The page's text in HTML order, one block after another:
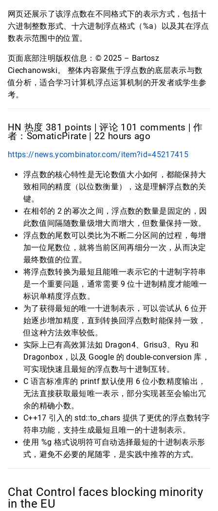
网页还展示了该浮点数在不同格式下的表示方式，包括十
六进制整数形式、十六进制浮点格式（%a）以及其在浮点
数表示范围中的位置。
页面底部注明版权信息：© 2025 – Bartosz
Ciechanowski。 整体内容聚焦于浮点数的底层表示与数
值分析，适合学习计算机浮点运算机制的开发者或学生参
考。
HN 热度 381 points | 评论 101 comments | 作
者：SomaticPirate | 22 hours ago
https://news.ycombinator.com/item?id=45217415
浮点数的核心特性是无论数值大小如何，都能保持大
致相同的精度（以位数衡量），这是理解浮点数的关
键。
在相邻的 2 的幂次之间，浮点数的数量是固定的，因
此数值间隔随数量级增大而增大，但数量保持一致。
浮点数的尾数可以类比为不断二分区间的过程，每增
加一位尾数位，就将当前区间再细分一次，从而决定
最终数值的位置。
将浮点数转换为最短且能唯一表示它的十进制字符串
是一个重要问题，通常需要 9 位十进制精度才能唯一
标识单精度浮点数。
为了获得最短的唯一十进制表示，可以尝试从 6 位开
始逐步增加精度，直到转换回浮点数时能保持一致，
但这种方法效率较低。
实际上已有高效算法如 Dragon4、Grisu3、Ryu 和
Dragonbox，以及 Google 的 double-conversion 库，
可实现快速且最短的浮点数与十进制互转。
C 语言标准库的 printf 默认使用 6 位小数精度输出，
无法直接获取最短唯一表示，部分实现甚至会输出冗
余的精确小数。
C++17 引入的 std::to_chars 提供了更优的浮点数转字
符串功能，支持生成最短且唯一的十进制表示。
使用 %g 格式说明符可自动选择最短的十进制表示形
式，避免不必要的尾随零，是实践中推荐的方式。
Chat Control faces blocking minority
in the EU